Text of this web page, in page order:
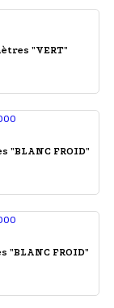
"VERT"
FROID"
FROID"